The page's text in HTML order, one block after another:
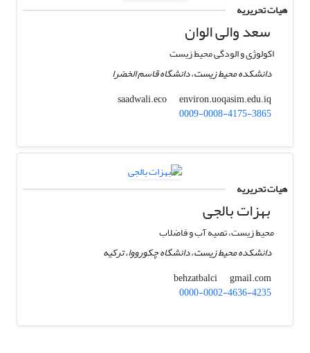
هیات تحریریه
سعد والی الوان
اکولوژِی و الودگی محیط زیست
دانشکده محیط زیست، دانشگاه قاسم الخضرا
saadwali.eco
environ.uoqasim.edu.iq
0009-0008-4175-3865
هیات تحریریه
بهزات بالجی
محیط زیست، تصیه آب و فاضلاب
دانشکده محیط زیست، دانشگاه چکورووا، ترکیه
behzatbalci
gmail.com
0000-0002-4636-4235